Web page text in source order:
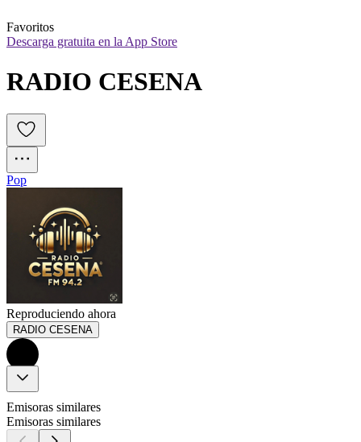
Favoritos
Descarga gratuita en la App Store
RADIO CESENA
Pop
Reproduciendo ahora
RADIO CESENA
Emisoras similares
Emisoras similares